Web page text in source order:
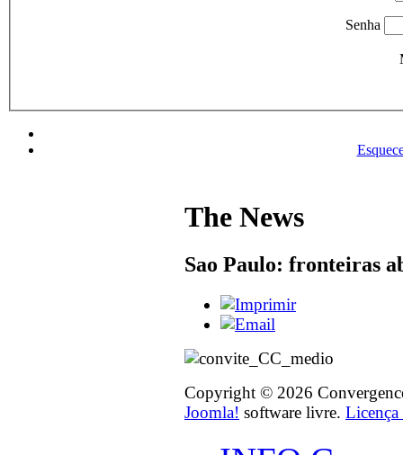
Senha
The News
Sao Paulo: fronteiras
Copyright © 2026
Joomla! software livre.